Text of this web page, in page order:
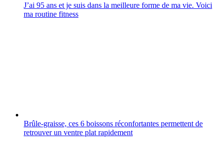
J’ai 95 ans et je suis dans la meilleure forme de ma vie. Voici
ma routine fitness
Brûle-graisse, ces 6 boissons réconfortantes permettent de
retrouver un ventre plat rapidement